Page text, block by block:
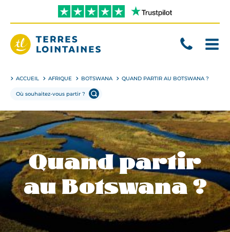
directement
contenu
ACCUEIL AFRIQUE BOTSWANA QUAND PARTIR AU BOTSWANA ?
Quand partir
au Botswana ?